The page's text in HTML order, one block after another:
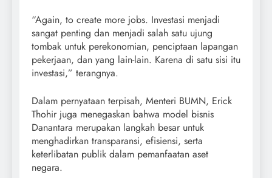
“Again, to create more jobs. Investasi menjadi
sangat penting dan menjadi salah satu ujung
tombak untuk perekonomian, penciptaan lapangan
pekerjaan, dan yang lain-lain. Karena di satu sisi itu
investasi,” terangnya.
Dalam pernyataan terpisah, Menteri BUMN, Erick
Thohir juga menegaskan bahwa model bisnis
Danantara merupakan langkah besar untuk
menghadirkan transparansi, efisiensi, serta
keterlibatan publik dalam pemanfaatan aset
negara.